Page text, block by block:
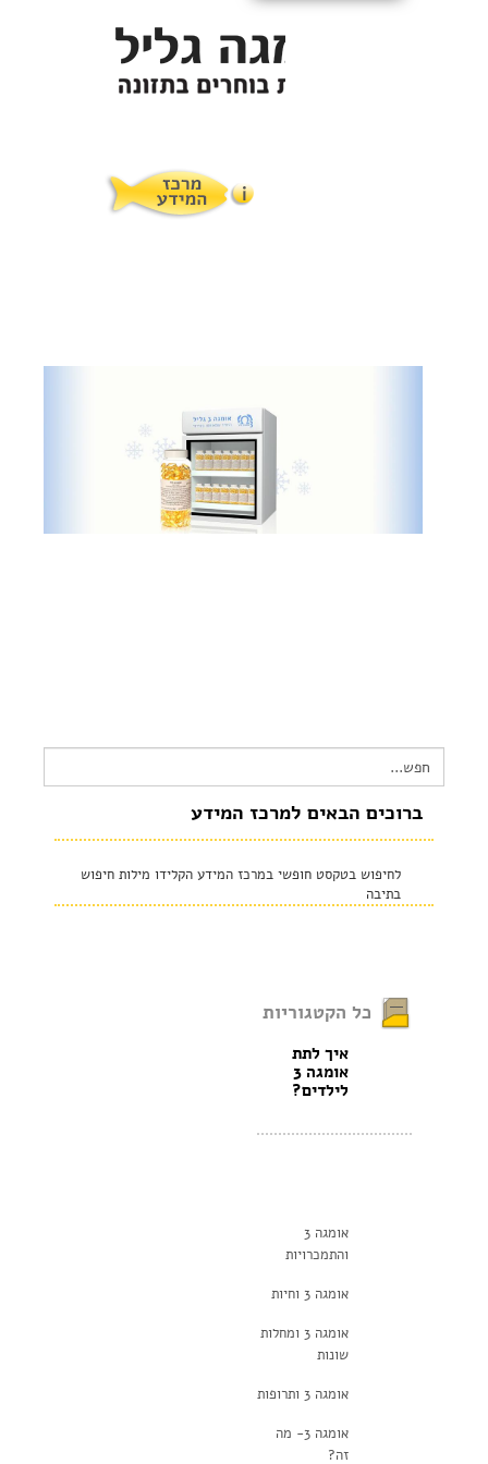
פרוטוקול אומגה
מרכז המטפלים
מרכז המידע
צור קשר
Search
for:
ברוכים הבאים למרכז המידע
לחיפוש בטקסט חופשי במרכז המידע הקלידו מילות חיפוש
בתיבה
כל הקטגוריות
איך לתת
אומגה 3
לילדים?
אומגה 3
והתמכרויות
אומגה 3 וחיות
אומגה 3 ומחלות
שונות
אומגה 3 ותרופות
אומגה 3- מה
זה?